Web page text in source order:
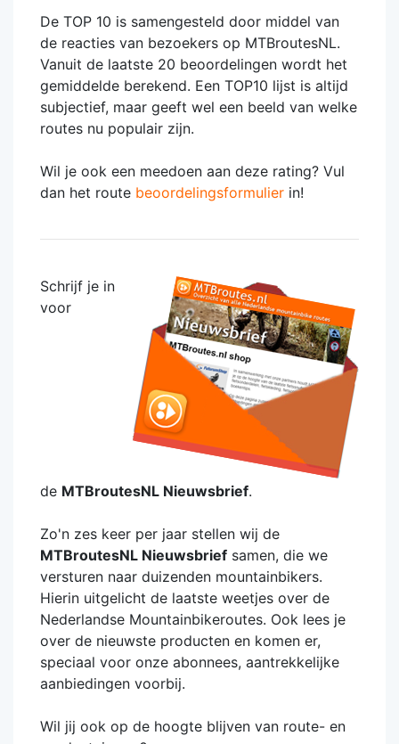
De TOP 10 is samengesteld door middel van
de reacties van bezoekers op MTBroutesNL.
Vanuit de laatste 20 beoordelingen wordt het
gemiddelde berekend. Een TOP10 lijst is altijd
subjectief, maar geeft wel een beeld van welke
routes nu populair zijn.
Wil je ook een meedoen aan deze rating? Vul
dan het route beoordelingsformulier in!
Schrijf je in
voor
de MTBroutesNL Nieuwsbrief.
Zo'n zes keer per jaar stellen wij de
MTBroutesNL Nieuwsbrief samen, die we
versturen naar duizenden mountainbikers.
Hierin uitgelicht de laatste weetjes over de
Nederlandse Mountainbikeroutes. Ook lees je
over de nieuwste producten en komen er,
speciaal voor onze abonnees, aantrekkelijke
aanbiedingen voorbij.
Wil jij ook op de hoogte blijven van route- en